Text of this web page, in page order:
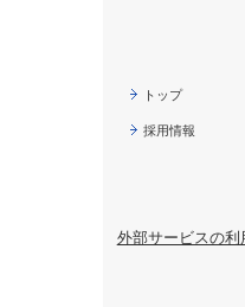
トップ
採用情報
外部サービスの